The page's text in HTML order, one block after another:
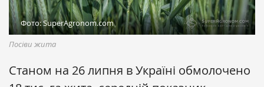
Фото: SuperAgronom.com
Посіви жита
Станом на 26 липня в Україні обмолочено